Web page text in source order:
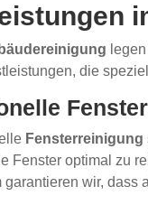
die
Fensterreinigung
Fenster optimal zu
garantieren wir,